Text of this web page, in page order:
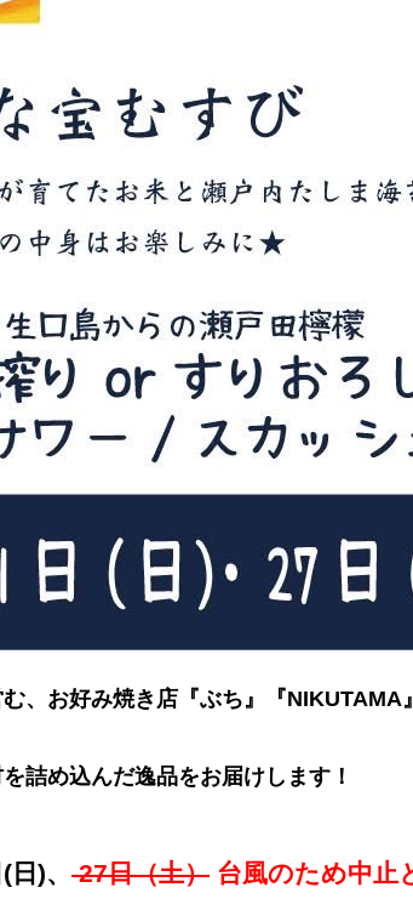
、お好み焼き店『ぶち』『
詰め込んだ逸品をお届けします！
)、 27日（土） 台風のため中止